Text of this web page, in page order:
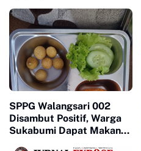
SPPG Walangsari 002
Disambut Positif, Warga
Sukabumi Dapat Makan